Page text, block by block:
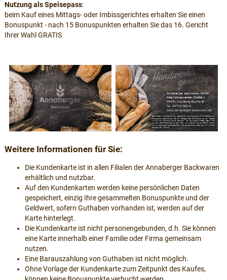
Nutzung als Speisepass:
beim Kauf eines Mittags- oder Imbissgerichtes erhalten Sie einen
Bonuspunkt - nach 15 Bonuspunkten erhalten Sie das 16. Gericht
Ihrer Wahl GRATIS
Weitere Informationen für Sie:
Die Kundenkarte ist in allen Filialen der Annaberger Backwaren
erhältlich und nutzbar.
Auf den Kundenkarten werden keine persönlichen Daten
gespeichert, einzig Ihre gesammelten Bonuspunkte und der
Geldwert, sofern Guthaben vorhanden ist, werden auf der
Karte hinterlegt.
Die Kundenkarte ist nicht personengebunden, d.h. Sie können
eine Karte innerhalb einer Familie oder Firma gemeinsam
nutzen.
Eine Barauszahlung von Guthaben ist nicht möglich.
Ohne Vorlage der Kundenkarte zum Zeitpunkt des Kaufes,